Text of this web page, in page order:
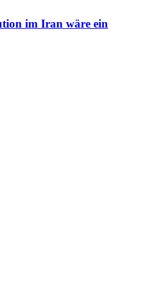
im Iran wäre ein